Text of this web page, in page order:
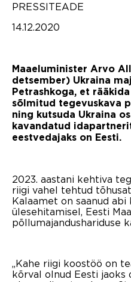
PRESSITEADE
14.12.2020
Maaeluminister Arvo
detsember) Ukraina
Petrashkoga, et
sõlmitud tegevuskava
ning kutsuda Ukraina
kavandatud
eestvedajaks on Eesti.
2023. aastani kehtiva
riigi vahel tehtud
Kalaamet on saanud
ülesehitamisel, Eesti
põllumajandushariduse
„Kahe riigi koostöö on
kõrval olnud Eesti jaoks